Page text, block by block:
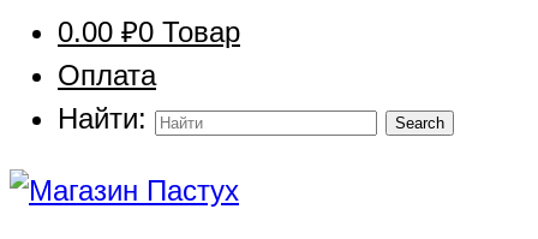
0.00 ₽0 Товар
Оплата
Найти: